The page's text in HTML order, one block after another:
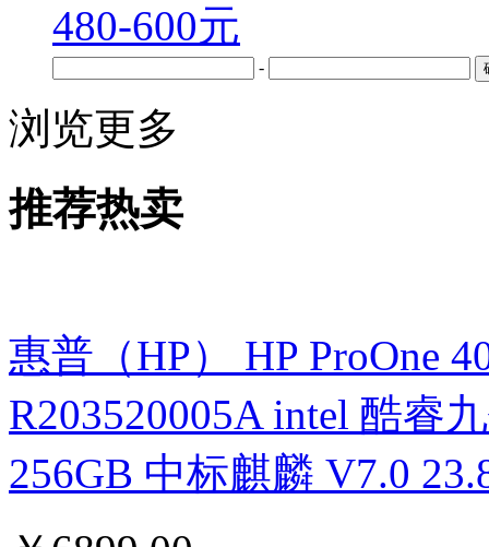
480-600元
-
浏览更多
推荐热卖
惠普（HP） HP ProOne
R203520005A intel 酷睿
256GB 中标麒麟 V7.0